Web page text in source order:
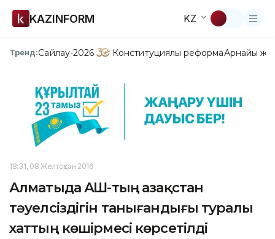
KAZINFORM KZ
Тренд:Сайлау-2026 Конституциялық реформаАрнайы
18:31, 08 Желтоқсан 2016
Алматыда АҚШ-тың Қазақстан
тәуелсіздігін танығандығы туралы
хаттың көшірмесі көрсетілді